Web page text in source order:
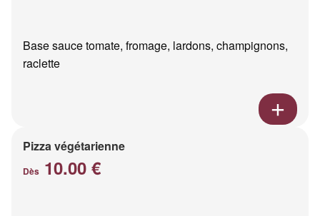
Base sauce tomate, fromage, lardons, champignons,
raclette
Pizza végétarienne
Dès 10.00 €